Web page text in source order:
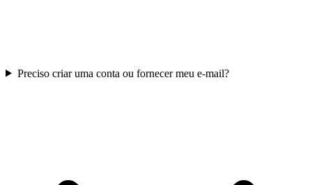
Preciso criar uma conta ou fornecer meu e-mail?